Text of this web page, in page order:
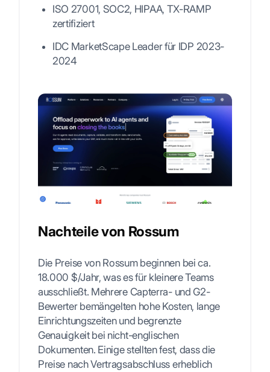
ISO 27001, SOC2, HIPAA, TX-RAMP
zertifiziert
IDC MarketScape Leader für IDP 2023-
2024
Nachteile von Rossum
Die Preise von Rossum beginnen bei ca.
18.000 $/Jahr, was es für kleinere Teams
ausschließt. Mehrere Capterra- und G2-
Bewerter bemängelten hohe Kosten, lange
Einrichtungszeiten und begrenzte
Genauigkeit bei nicht-englischen
Dokumenten. Einige stellten fest, dass die
Preise nach Vertragsabschluss erheblich